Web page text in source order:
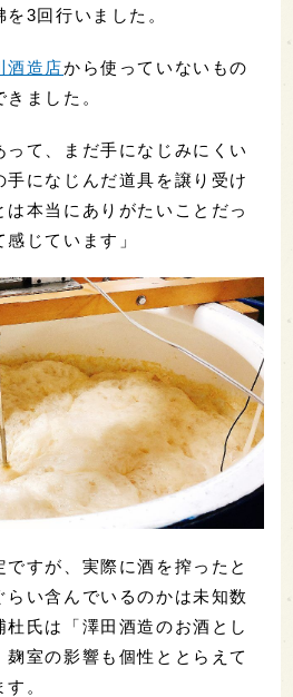
3回行いました。
酒造店から使っていないもの
ました。
って、まだ手になじみにくい
になじんだ道具を譲り受け
本当にありがたいことだっ
じています」
すが、実際に酒を搾ったと
らい含んでいるのかは未知数
氏は「澤田酒造のお酒とし
室の影響も個性ととらえて
。